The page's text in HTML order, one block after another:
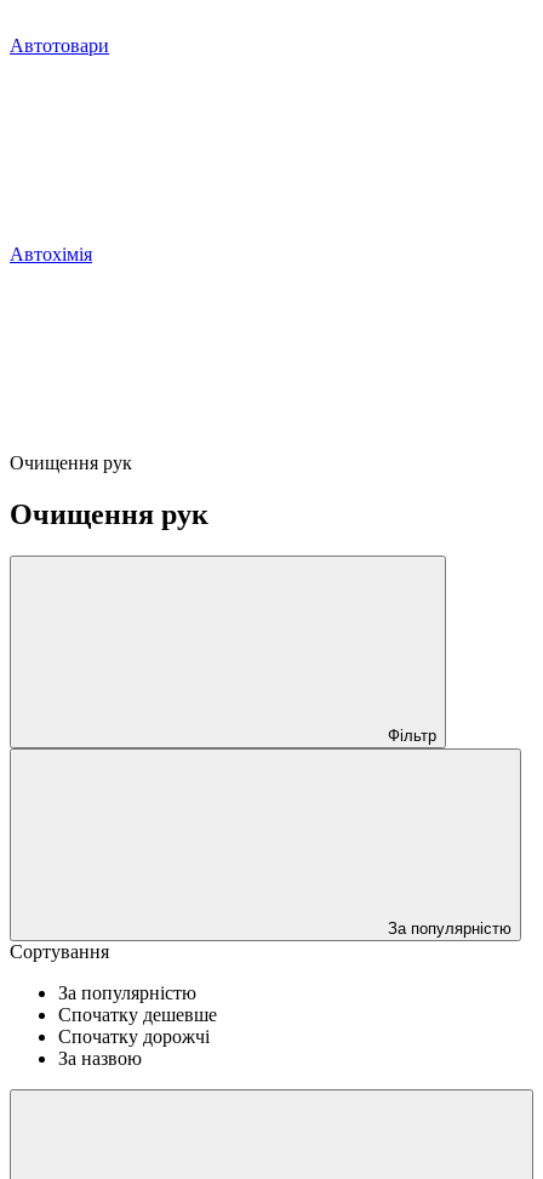
Автотовари
Автохімія
Очищення рук
Очищення рук
Фільтр
За популярністю
Сортування
За популярністю
Спочатку дешевше
Спочатку дорожчі
За назвою